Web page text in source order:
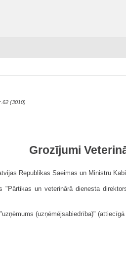
(3010)
Grozījumi
Republikas Saeimas un Ministru
un veterinārā dienesta
(uzņēmējsabiedrība)"